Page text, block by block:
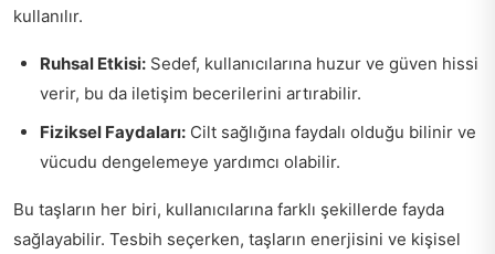
kullanılır.
Ruhsal Etkisi: Sedef, kullanıcılarına huzur ve güven hissi
verir, bu da iletişim becerilerini artırabilir.
Fiziksel Faydaları: Cilt sağlığına faydalı olduğu bilinir ve
vücudu dengelemeye yardımcı olabilir.
Bu taşların her biri, kullanıcılarına farklı şekillerde fayda
sağlayabilir. Tesbih seçerken, taşların enerjisini ve kişisel